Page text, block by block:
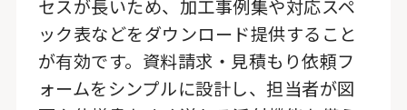
セスが長いため、加工事例集や対応スペ
ック表などをダウンロード提供すること
が有効です。資料請求・見積もり依頼フ
ォームをシンプルに設計し、担当者が図